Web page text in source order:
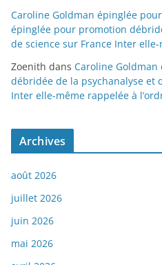
Caroline Goldman épinglée
épinglée pour promotion
de science sur France Inter
Zoenith dans Caroline
débridée de la psychanalyse et
Inter elle-même rappelée à
Archives
août 2026
juillet 2026
juin 2026
mai 2026